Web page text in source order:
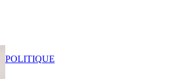
POLITIQUE